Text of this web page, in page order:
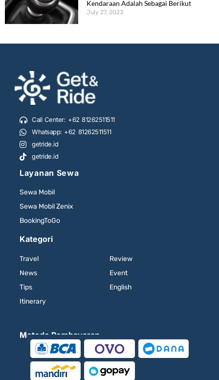
Kendaraan Adalah Sebagai Berikut
July 27, 2023
Call Center: +62 81262511511
Whatsapp: +62 81262511511
getride.id
getride.id
Layanan Sewa
Sewa Mobil
Sewa Mobil Zenix
BookingToGo
Kategori
Travel
News
Tips
Itinerary
Review
Event
English
Metode Pembayaran